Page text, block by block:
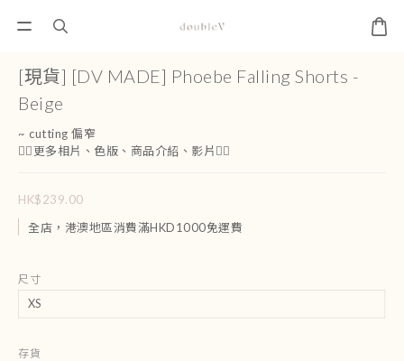
[現貨] [DV MADE] Phoebe Falling Shorts -
Beige
~ cutting 偏窄
👇🏻更多相片、色版、商品介紹、影片👇🏻
HK$239.00
全店，港澳地區消費滿HKD1000免運費
尺寸
存貨